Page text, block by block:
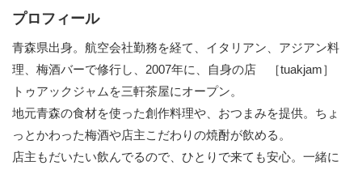
プロフィール
青森県出身。航空会社勤務を経て、イタリアン、アジアン料
理、梅酒バーで修行し、2007年に、自身の店 ［tuakjam］
トゥアックジャムを三軒茶屋にオープン。
地元青森の食材を使った創作料理や、おつまみを提供。ちょ
っとかわった梅酒や店主こだわりの焼酎が飲める。
店主もだいたい飲んでるので、ひとりで来ても安心。一緒に